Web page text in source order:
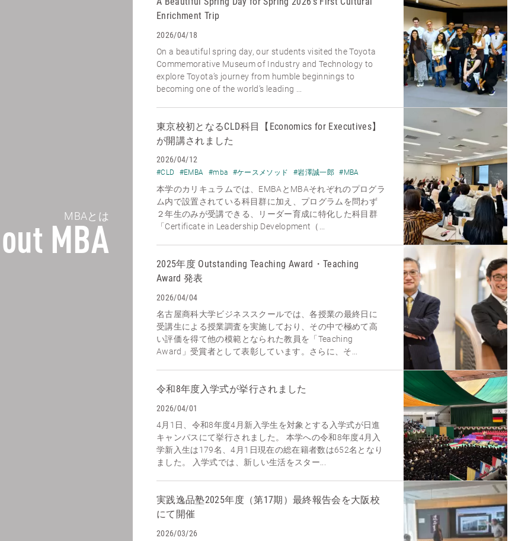
MBAとは
MBA
Enrichment Trip
2026/04/18
On a beautiful spring day, our students visited the Toyota
Commemorative Museum of Industry and Technology to
explore Toyota’s journey from humble beginnings to
becoming one of the world’s leading ...
東京校初となるCLD科目【Economics for Executives】
が開講されました
2026/04/12
#CLD #EMBA #mba #ケースメソッド #岩澤誠一郎 #MBA
本学のカリキュラムでは、EMBAとMBAそれぞれのプログラ
ム内で設置されている科目群に加え、プログラムを問わず
２年生のみが受講できる、リーダー育成に特化した科目群
「Certificate in Leadership Development（...
2025年度 Outstanding Teaching Award・Teaching
Award 発表
2026/04/04
名古屋商科大学ビジネススクールでは、各授業の最終日に
受講生による授業調査を実施しており、その中で極めて高
い評価を得て他の模範となられた教員を「Teaching
Award」受賞者として表彰しています。さらに、そ...
令和8年度入学式が挙行されました
2026/04/01
4月1日、令和8年度4月新入学生を対象とする入学式が日進
キャンパスにて挙行されました。 本学への令和8年度4月入
学新入生は179名、4月1日現在の総在籍者数は652名となり
ました。 入学式では、新しい生活をスター...
実践逸品塾2025年度（第17期）最終報告会を大阪校
にて開催
2026/03/26